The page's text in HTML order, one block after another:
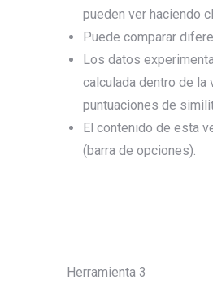
pueden ver haciendo
Puede comparar
Los datos
calculada dentro de la
puntuaciones de
El contenido de esta
(barra de opciones).
Herramienta 3